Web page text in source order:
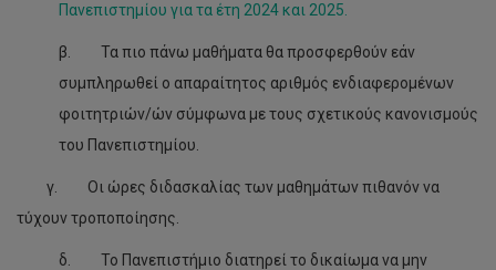
Πανεπιστημίου για τα έτη 2024 και 2025.
β. Τα πιο πάνω μαθήματα θα προσφερθούν εάν
συμπληρωθεί ο απαραίτητος αριθμός ενδιαφερομένων
φοιτητριών/ών σύμφωνα με τους σχετικούς κανονισμούς
του Πανεπιστημίου.
γ. Οι ώρες διδασκαλίας των μαθημάτων πιθανόν να
τύχουν τροποποίησης.
δ. Το Πανεπιστήμιο διατηρεί το δικαίωμα να μην